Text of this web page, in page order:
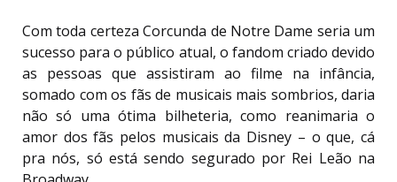
Com toda certeza Corcunda de Notre Dame seria um
sucesso para o público atual, o fandom criado devido
as pessoas que assistiram ao filme na infância,
somado com os fãs de musicais mais sombrios, daria
não só uma ótima bilheteria, como reanimaria o
amor dos fãs pelos musicais da Disney – o que, cá
pra nós, só está sendo segurado por Rei Leão na